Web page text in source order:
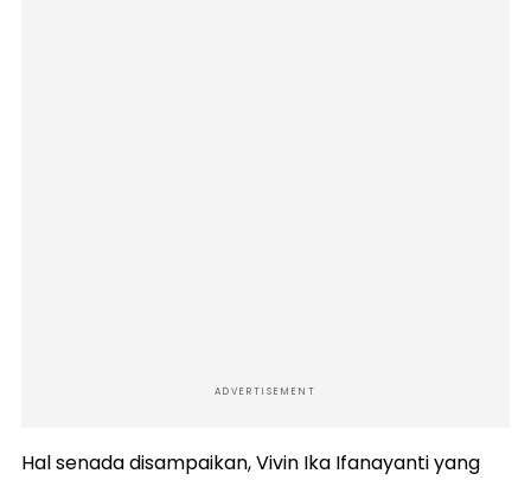
ADVERTISEMENT
Hal senada disampaikan, Vivin Ika Ifanayanti yang